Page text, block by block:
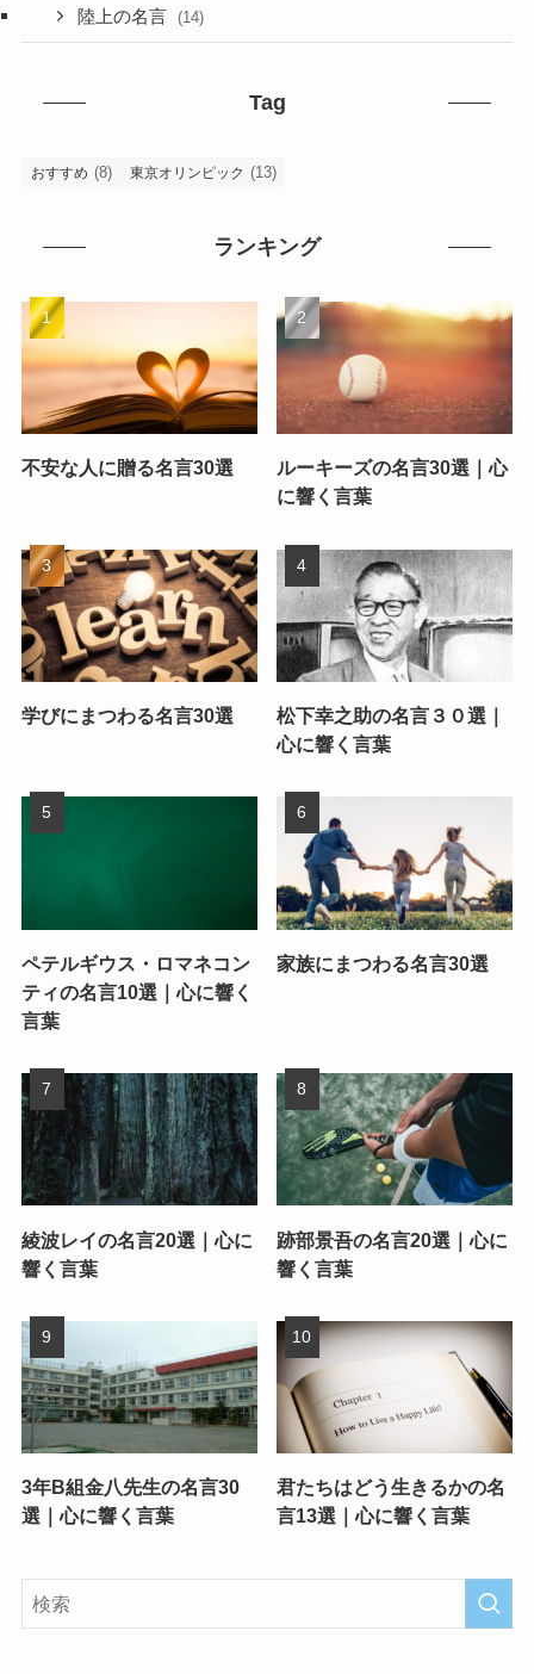
陸上の名言 (14)
Tag
おすすめ (8) 東京オリンピック (13)
ランキング
不安な人に贈る名言30選
ルーキーズの名言30選｜心
に響く言葉
学びにまつわる名言30選
松下幸之助の名言３０選｜
心に響く言葉
ペテルギウス・ロマネコン
ティの名言10選｜心に響く
言葉
家族にまつわる名言30選
綾波レイの名言20選｜心に
響く言葉
跡部景吾の名言20選｜心に
響く言葉
3年B組金八先生の名言30
選｜心に響く言葉
君たちはどう生きるかの名
言13選｜心に響く言葉